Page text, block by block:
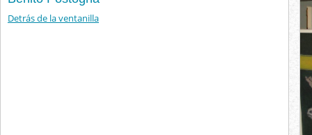
Detrás de la ventanilla